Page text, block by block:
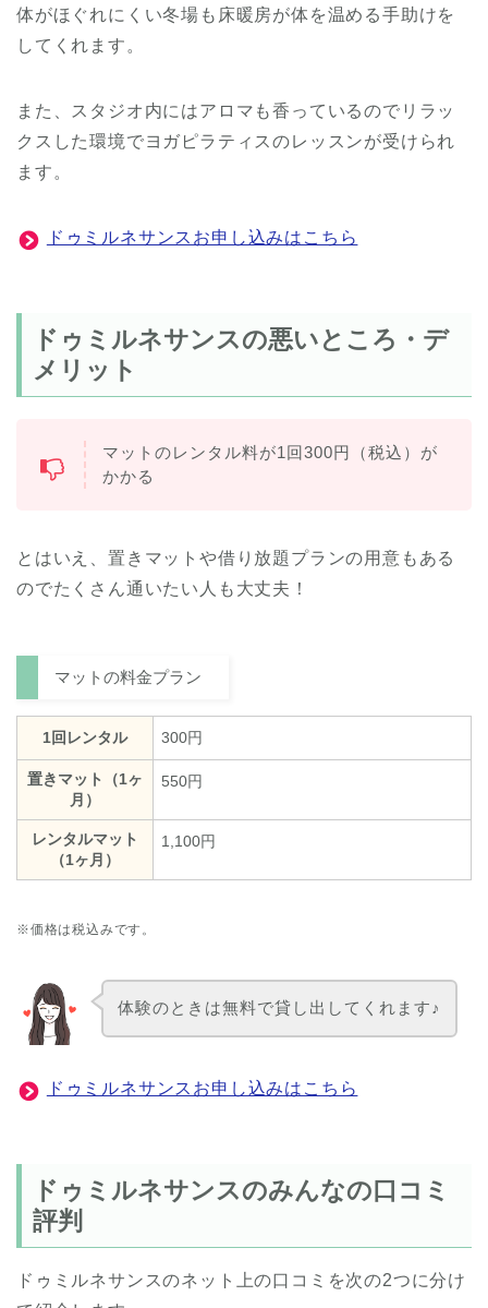
体がほぐれにくい冬場も床暖房が体を温める手助けを
してくれます。
また、スタジオ内にはアロマも香っているのでリラッ
クスした環境でヨガピラティスのレッスンが受けられ
ます。
ドゥミルネサンスお申し込みはこちら
ドゥミルネサンスの悪いところ・デ
メリット
マットのレンタル料が1回300円（税込）が
かかる
とはいえ、置きマットや借り放題プランの用意もある
のでたくさん通いたい人も大丈夫！
マットの料金プラン
1回レンタル 300円
置きマット（1ヶ
月）
550円
レンタルマット
（1ヶ月）
1,100円
※価格は税込みです。
体験のときは無料で貸し出してくれます♪
ドゥミルネサンスお申し込みはこちら
ドゥミルネサンスのみんなの口コミ
評判
ドゥミルネサンスのネット上の口コミを次の2つに分け